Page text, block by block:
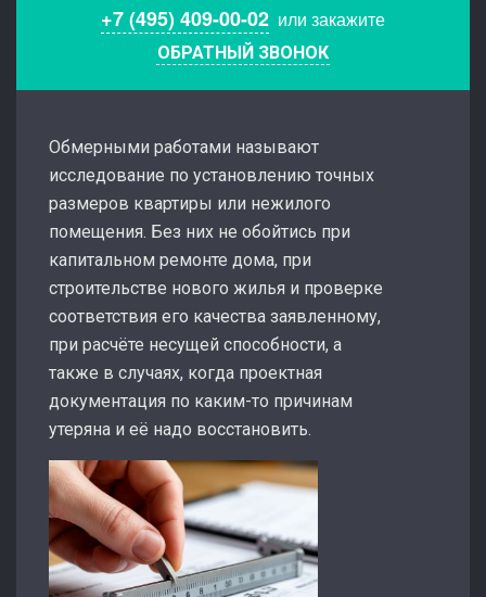
+7 (495) 409-00-02 или закажите
ОБРАТНЫЙ ЗВОНОК
Обмерными работами называют
исследование по установлению точных
размеров квартиры или нежилого
помещения. Без них не обойтись при
капитальном ремонте дома, при
строительстве нового жилья и проверке
соответствия его качества заявленному,
при расчёте несущей способности, а
также в случаях, когда проектная
документация по каким-то причинам
утеряна и её надо восстановить.